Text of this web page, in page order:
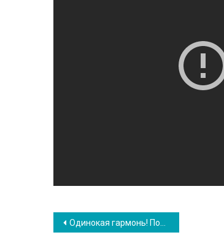
Навигация
Одинокая гармонь! Поют все! Играет гармонь-Андрей Ивлиев, балалайка-Геннадий Аксёнов! После концерта